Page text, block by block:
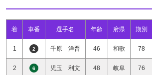
着 車番 選手名 年齢 府県 期別
1 2 千原 洋晋 46 和歌 78
2 6 児玉 利文 48 岐阜 76